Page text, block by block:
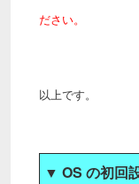
ださい。
以上です。
▼ OS の初回